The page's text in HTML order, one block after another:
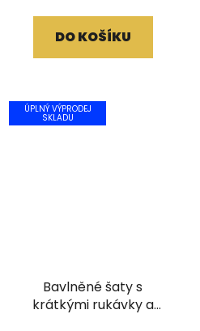
DO KOŠÍKU
ÚPLNÝ VÝPRODEJ
SKLADU
Bavlněné šaty s
krátkými rukávky a